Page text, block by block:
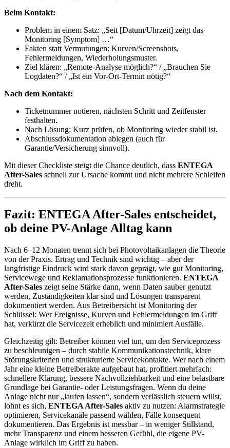
Beim Kontakt:
Problem in einem Satz: „Seit [Datum/Uhrzeit] zeigt das
Monitoring [Symptom] …“
Fakten statt Vermutungen: Kurven/Screenshots,
Fehlermeldungen, Wiederholungsmuster.
Ziel klären: „Remote-Analyse möglich?“ / „Brauchen Sie
Logdaten?“ / „Ist ein Vor-Ort-Termin nötig?“
Nach dem Kontakt:
Ticketnummer notieren, nächsten Schritt und Zeitfenster
festhalten.
Nach Lösung: Kurz prüfen, ob Monitoring wieder stabil ist.
Abschlussdokumentation ablegen (auch für
Garantie/Versicherung sinnvoll).
Mit dieser Checkliste steigt die Chance deutlich, dass ENTEGA
After-Sales schnell zur Ursache kommt und nicht mehrere Schleifen
dreht.
Fazit: ENTEGA After-Sales entscheidet,
ob deine PV-Anlage Alltag kann
Nach 6–12 Monaten trennt sich bei Photovoltaikanlagen die Theorie
von der Praxis. Ertrag und Technik sind wichtig – aber der
langfristige Eindruck wird stark davon geprägt, wie gut Monitoring,
Servicewege und Reklamationsprozesse funktionieren. ENTEGA
After-Sales zeigt seine Stärke dann, wenn Daten sauber genutzt
werden, Zuständigkeiten klar sind und Lösungen transparent
dokumentiert werden. Aus Betreibersicht ist Monitoring der
Schlüssel: Wer Ereignisse, Kurven und Fehlermeldungen im Griff
hat, verkürzt die Servicezeit erheblich und minimiert Ausfälle.
Gleichzeitig gilt: Betreiber können viel tun, um den Serviceprozess
zu beschleunigen – durch stabile Kommunikationstechnik, klare
Störungskriterien und strukturierte Servicekontakte. Wer nach einem
Jahr eine kleine Betreiberakte aufgebaut hat, profitiert mehrfach:
schnellere Klärung, bessere Nachvollziehbarkeit und eine belastbare
Grundlage bei Garantie- oder Leistungsfragen. Wenn du deine
Anlage nicht nur „laufen lassen“, sondern verlässlich steuern willst,
lohnt es sich, ENTEGA After-Sales aktiv zu nutzen: Alarmstrategie
optimieren, Servicekanäle passend wählen, Fälle konsequent
dokumentieren. Das Ergebnis ist messbar – in weniger Stillstand,
mehr Transparenz und einem besseren Gefühl, die eigene PV-
Anlage wirklich im Griff zu haben.